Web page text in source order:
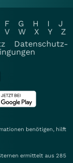
F G H I
J
V W X Y
Z
Datenschutz-
benötigen, hilft
ermittelt aus 285